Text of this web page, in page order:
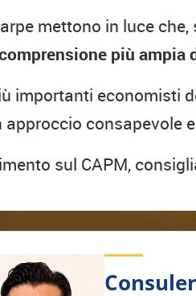
mettono in luce
più
importanti economisti
consapevole
sul CAPM,